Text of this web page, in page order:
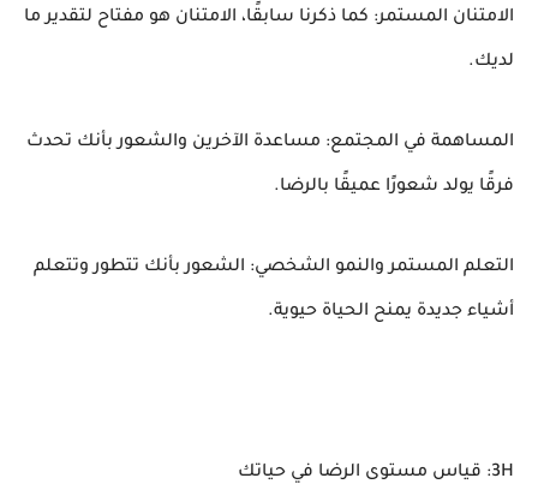
الامتنان المستمر: كما ذكرنا سابقًا، الامتنان هو مفتاح لتقدير ما
لديك.
المساهمة في المجتمع: مساعدة الآخرين والشعور بأنك تحدث
فرقًا يولد شعورًا عميقًا بالرضا.
التعلم المستمر والنمو الشخصي: الشعور بأنك تتطور وتتعلم
أشياء جديدة يمنح الحياة حيوية.
3H: قياس مستوى الرضا في حياتك